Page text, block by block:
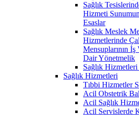
Sağlık
Hizmeti
Esaslar
Sağlık Meslek
Hizmetlerinde
Mensuplarının İş
Dair Yönetmelik
Sağlık
Sağlık Hizmetleri
Tıbbi Hizmetler
Acil Obstetrik
Acil Sağlık
Acil Servislerde